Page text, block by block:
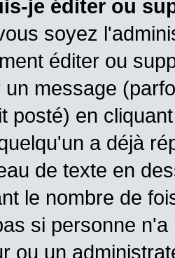
je éditer ou
soyez
éditer ou
un message
posté) en
a déjà
de texte en
le nombre de
si personne
ou un